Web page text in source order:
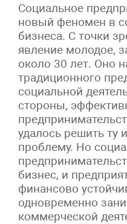
Социальное
новый феномен в
бизнеса. С точки
явление молодое,
около 30 лет. Оно
традиционного
социальной
стороны,
удалось решить ту
проблему. Но
бизнес, и
финансово
одновременно
коммерческой